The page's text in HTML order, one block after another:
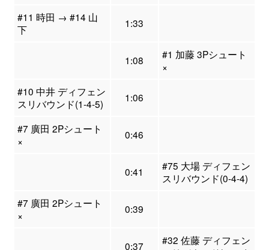
#11 時田 → #14 山
下
1:33
1:08
#1 加藤 3Pシュート
×
#10 中井 ディフェン
スリバウンド(1-4-5)
1:06
#7 廣田 2Pシュート
×
0:46
0:41
#75 大場 ディフェン
スリバウンド(0-4-4)
#7 廣田 2Pシュート
×
0:39
0:37
#32 佐藤 ディフェン